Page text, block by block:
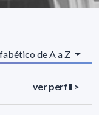
de A a Z
ver perfil >